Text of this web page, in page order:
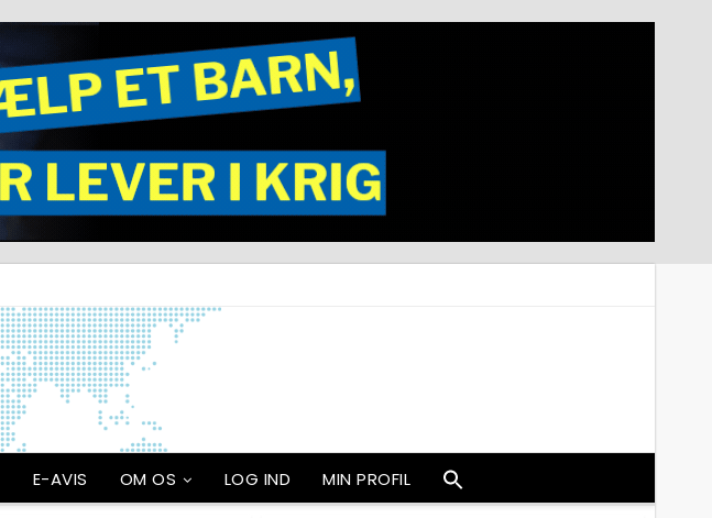
E-AVIS OM OS LOG IND MIN PROFIL